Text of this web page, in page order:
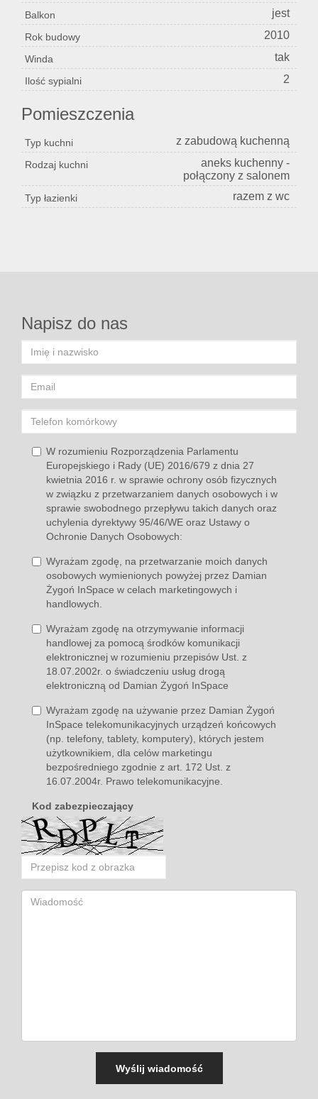
Balkon jest
Rok budowy 2010
Winda tak
Ilość sypialni 2
Pomieszczenia
Typ kuchni z zabudową kuchenną
Rodzaj kuchni
aneks kuchenny -
połączony z salonem
Typ łazienki razem z wc
Napisz do nas
W rozumieniu Rozporządzenia Parlamentu
Europejskiego i Rady (UE) 2016/679 z dnia 27
kwietnia 2016 r. w sprawie ochrony osób fizycznych
w związku z przetwarzaniem danych osobowych i w
sprawie swobodnego przepływu takich danych oraz
uchylenia dyrektywy 95/46/WE oraz Ustawy o
Ochronie Danych Osobowych:
Wyrażam zgodę, na przetwarzanie moich danych
osobowych wymienionych powyżej przez Damian
Żygoń InSpace w celach marketingowych i
handlowych.
Wyrażam zgodę na otrzymywanie informacji
handlowej za pomocą środków komunikacji
elektronicznej w rozumieniu przepisów Ust. z
18.07.2002r. o świadczeniu usług drogą
elektroniczną od Damian Żygoń InSpace
Wyrażam zgodę na używanie przez Damian Żygoń
InSpace telekomunikacyjnych urządzeń końcowych
(np. telefony, tablety, komputery), których jestem
użytkownikiem, dla celów marketingu
bezpośredniego zgodnie z art. 172 Ust. z
16.07.2004r. Prawo telekomunikacyjne.
Kod zabezpieczający